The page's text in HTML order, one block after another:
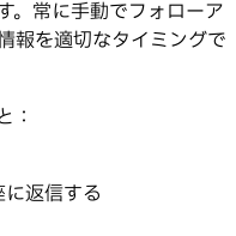
。常に手動でフォローア
報を適切なタイミングで
：
返信する